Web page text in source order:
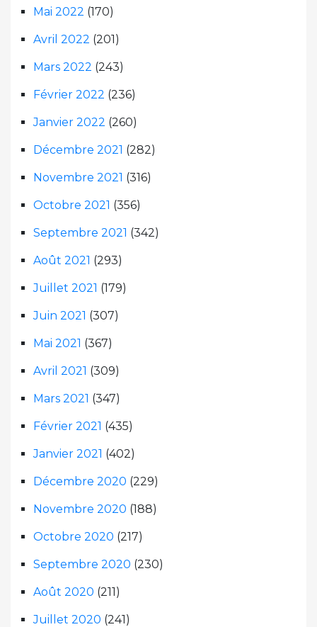
Mai 2022 (170)
Avril 2022 (201)
Mars 2022 (243)
Février 2022 (236)
Janvier 2022 (260)
Décembre 2021 (282)
Novembre 2021 (316)
Octobre 2021 (356)
Septembre 2021 (342)
Août 2021 (293)
Juillet 2021 (179)
Juin 2021 (307)
Mai 2021 (367)
Avril 2021 (309)
Mars 2021 (347)
Février 2021 (435)
Janvier 2021 (402)
Décembre 2020 (229)
Novembre 2020 (188)
Octobre 2020 (217)
Septembre 2020 (230)
Août 2020 (211)
Juillet 2020 (241)